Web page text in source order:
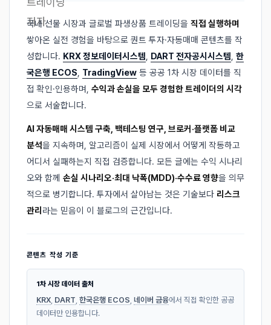
국내 선물 시장과 글로벌 파생상품 트레이딩을 직접 실행하며
쌓아온 실전 경험을 바탕으로 퀀트 투자·자동매매 콘텐츠를 작
성합니다. KRX 정보데이터시스템, DART 전자공시시스템, 한
국은행 ECOS, TradingView 등 공공 1차 시장 데이터를 직
접 확인·인용하며, 수익과 손실을 모두 경험한 트레이더의 시각
으로 서술합니다.
AI 자동매매 시스템 구축, 백테스팅 연구, 브로커·플랫폼 비교
분석을 지속하며, 알고리즘이 실제 시장에서 어떻게 작동하고
어디서 실패하는지 직접 검증합니다. 모든 글에는 수익 시나리
오와 함께 손실 시나리오·최대 낙폭(MDD)·수수료 영향을 의무
적으로 병기합니다. 투자에서 살아남는 것은 기술보다 리스크
관리 라는 믿음이 이 블로그의 근간입니다.
콘텐츠 작성 기준
1차 시장 데이터 출처
KRX DART 한국은행 ECOS 네이버 금융에서 직접 확인한 공공
데이터만 인용합니다.